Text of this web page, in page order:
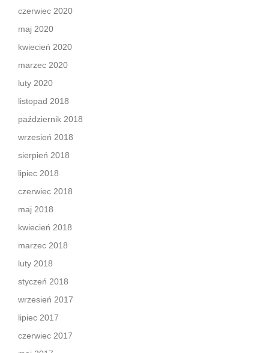
czerwiec 2020
maj 2020
kwiecień 2020
marzec 2020
luty 2020
listopad 2018
październik 2018
wrzesień 2018
sierpień 2018
lipiec 2018
czerwiec 2018
maj 2018
kwiecień 2018
marzec 2018
luty 2018
styczeń 2018
wrzesień 2017
lipiec 2017
czerwiec 2017